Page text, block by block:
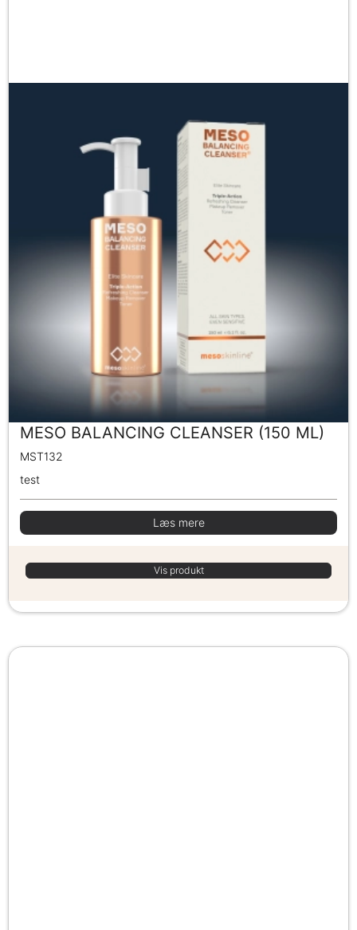
MESO BALANCING CLEANSER (150 ML)
MST132
test
Læs mere
Vis produkt